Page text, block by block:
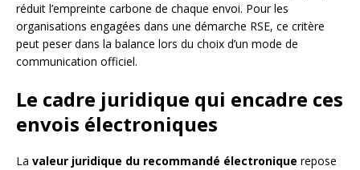
réduit l’empreinte carbone de chaque envoi. Pour les
organisations engagées dans une démarche RSE, ce critère
peut peser dans la balance lors du choix d’un mode de
communication officiel.
Le cadre juridique qui encadre ces
envois électroniques
La valeur juridique du recommandé électronique repose